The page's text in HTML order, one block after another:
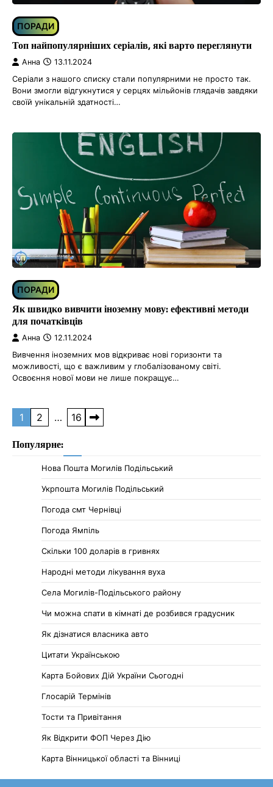
ПОРАДИ
Топ найпопулярніших серіалів, які варто переглянути
Анна 13.11.2024
Серіали з нашого списку стали популярними не просто так.
Вони змогли відгукнутися у серцях мільйонів глядачів завдяки
своїй унікальній здатності…
ПОРАДИ
Як швидко вивчити іноземну мову: ефективні методи
для початківців
Анна 12.11.2024
Вивчення іноземних мов відкриває нові горизонти та
можливості, що є важливим у глобалізованому світі.
Освоєння нової мови не лише покращує…
Пагінація
записів
1 2 … 16
Популярне:
Нова Пошта Могилів Подільський
Укрпошта Могилів Подільський
Погода смт Чернівці
Погода Ямпіль
Cкільки 100 доларів в гривнях
Народні методи лікування вуха
Села Могилів-Подільського району
Чи можна спати в кімнаті де розбився градусник
Як дізнатися власника авто
Цитати Українською
Карта Бойових Дій України Сьогодні
Глосарій Термінів
Тости та Привітання
Як Відкрити ФОП Через Дію
Карта Вінницької області та Вінниці